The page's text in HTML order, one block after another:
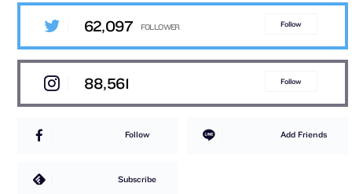
62,097 Follow
88,561 Follow
Follow Add Friends
Subscribe